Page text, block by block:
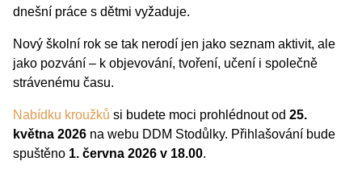
dnešní práce s dětmi vyžaduje.
Nový školní rok se tak nerodí jen jako seznam aktivit, ale
jako pozvání – k objevování, tvoření, učení i společně
strávenému času.
Nabídku kroužků si budete moci prohlédnout od 25.
května 2026 na webu DDM Stodůlky. Přihlašování bude
spuštěno 1. června 2026 v 18.00.